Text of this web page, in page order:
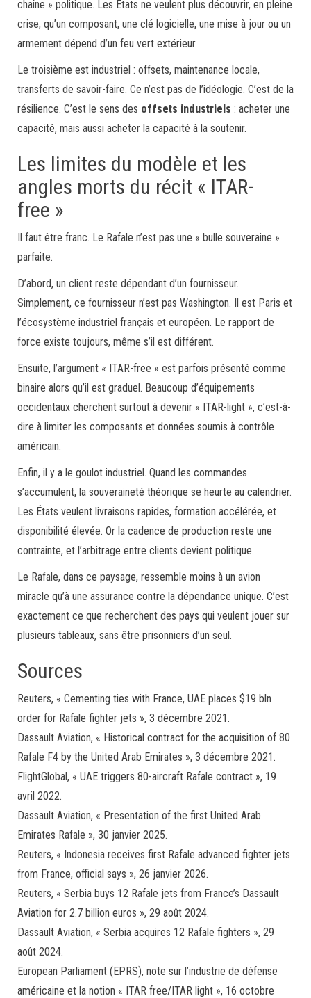
chaîne » politique. Les États ne veulent plus découvrir, en pleine
crise, qu’un composant, une clé logicielle, une mise à jour ou un
armement dépend d’un feu vert extérieur.
Le troisième est industriel : offsets, maintenance locale,
transferts de savoir-faire. Ce n’est pas de l’idéologie. C’est de la
résilience. C’est le sens des offsets industriels : acheter une
capacité, mais aussi acheter la capacité à la soutenir.
Les limites du modèle et les
angles morts du récit « ITAR-
free »
Il faut être franc. Le Rafale n’est pas une « bulle souveraine »
parfaite.
D’abord, un client reste dépendant d’un fournisseur.
Simplement, ce fournisseur n’est pas Washington. Il est Paris et
l’écosystème industriel français et européen. Le rapport de
force existe toujours, même s’il est différent.
Ensuite, l’argument « ITAR-free » est parfois présenté comme
binaire alors qu’il est graduel. Beaucoup d’équipements
occidentaux cherchent surtout à devenir « ITAR-light », c’est-à-
dire à limiter les composants et données soumis à contrôle
américain.
Enfin, il y a le goulot industriel. Quand les commandes
s’accumulent, la souveraineté théorique se heurte au calendrier.
Les États veulent livraisons rapides, formation accélérée, et
disponibilité élevée. Or la cadence de production reste une
contrainte, et l’arbitrage entre clients devient politique.
Le Rafale, dans ce paysage, ressemble moins à un avion
miracle qu’à une assurance contre la dépendance unique. C’est
exactement ce que recherchent des pays qui veulent jouer sur
plusieurs tableaux, sans être prisonniers d’un seul.
Sources
Reuters, « Cementing ties with France, UAE places $19 bln
order for Rafale fighter jets », 3 décembre 2021.
Dassault Aviation, « Historical contract for the acquisition of 80
Rafale F4 by the United Arab Emirates », 3 décembre 2021.
FlightGlobal, « UAE triggers 80-aircraft Rafale contract », 19
avril 2022.
Dassault Aviation, « Presentation of the first United Arab
Emirates Rafale », 30 janvier 2025.
Reuters, « Indonesia receives first Rafale advanced fighter jets
from France, official says », 26 janvier 2026.
Reuters, « Serbia buys 12 Rafale jets from France’s Dassault
Aviation for 2.7 billion euros », 29 août 2024.
Dassault Aviation, « Serbia acquires 12 Rafale fighters », 29
août 2024.
European Parliament (EPRS), note sur l’industrie de défense
américaine et la notion « ITAR free/ITAR light », 16 octobre